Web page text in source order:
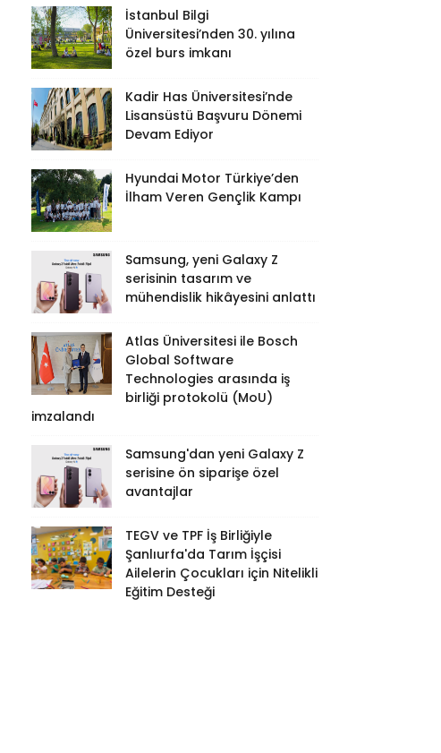
İstanbul Bilgi
Üniversitesi’nden 30. yılına
özel burs imkanı
Kadir Has Üniversitesi’nde
Lisansüstü Başvuru Dönemi
Devam Ediyor
Hyundai Motor Türkiye’den
İlham Veren Gençlik Kampı
Samsung, yeni Galaxy Z
serisinin tasarım ve
mühendislik hikâyesini anlattı
Atlas Üniversitesi ile Bosch
Global Software
Technologies arasında iş
birliği protokolü (MoU)
imzalandı
Samsung'dan yeni Galaxy Z
serisine ön siparişe özel
avantajlar
TEGV ve TPF İş Birliğiyle
Şanlıurfa'da Tarım İşçisi
Ailelerin Çocukları için Nitelikli
Eğitim Desteği